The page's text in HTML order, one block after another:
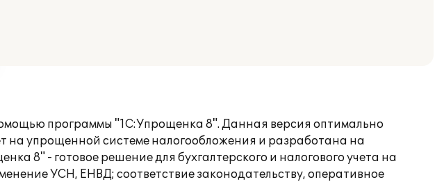
программы "1С:Упрощенка 8". Данная версия оптимально
на упрощенной системе налогообложения и разработана на
8" - готовое решение для бухгалтерского и налогового учета на
УСН, ЕНВД; соответствие законодательству, оперативное